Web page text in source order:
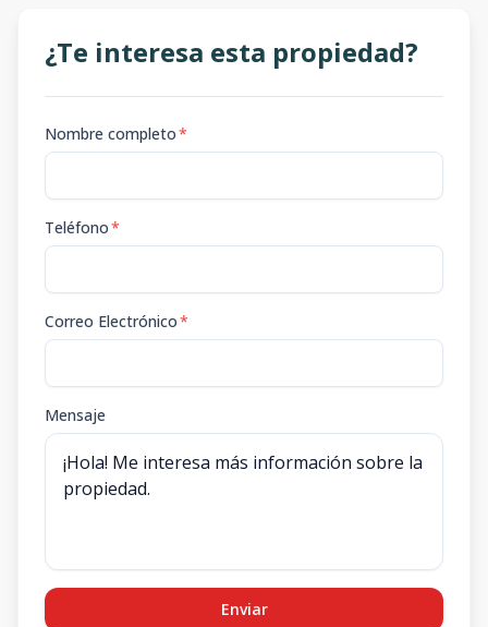
¿Te interesa esta propiedad?
Nombre completo*
Teléfono*
Correo Electrónico*
Mensaje
Enviar